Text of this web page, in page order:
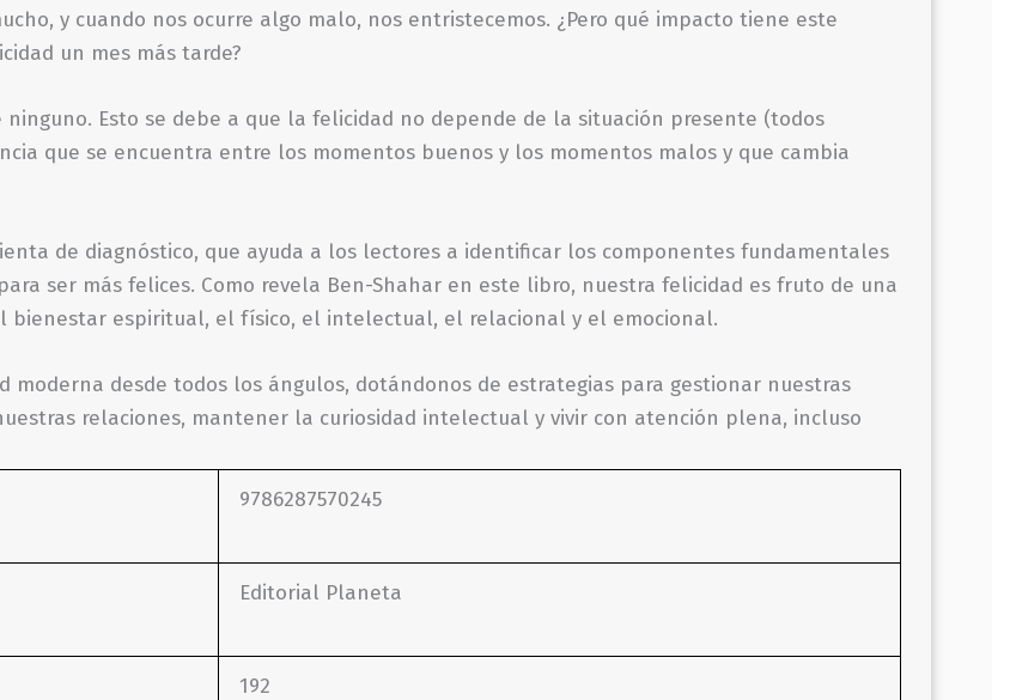
y cuando nos ocurre algo malo, nos entristecemos. ¿Pero qué impacto tiene este
un mes más tarde?
Esto se debe a que la felicidad no depende de la situación presente (todos
que se encuentra entre los momentos buenos y los momentos malos y que cambia
de diagnóstico, que ayuda a los lectores a identificar los componentes fundamentales
ser más felices. Como revela Ben-Shahar en este libro, nuestra felicidad es fruto de una
bienestar espiritual, el físico, el intelectual, el relacional y el emocional.
moderna desde todos los ángulos, dotándonos de estrategias para gestionar nuestras
relaciones, mantener la curiosidad intelectual y vivir con atención plena, incluso
9786287570245
Editorial Planeta
192